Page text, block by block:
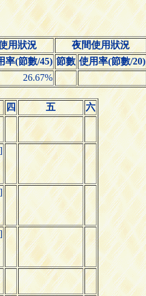
用狀況 夜間使用狀況
率(節數/45) 節數 使用率(節數/20)
26.67%
四 五
六